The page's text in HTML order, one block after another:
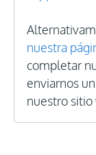
nuestra
completar
enviarnos
nuestro sitio